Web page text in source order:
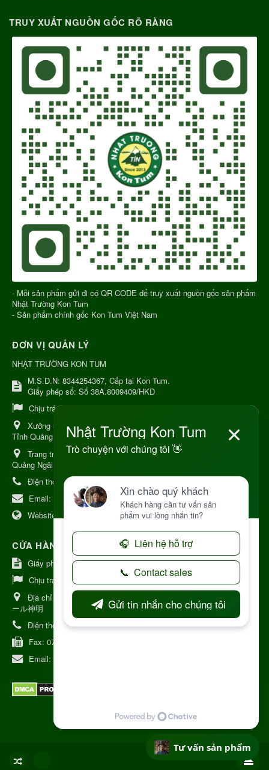
TRUY XUẤT NGUỒN GỐC RÕ RÀNG
- Mỗi sản phẩm gửi đi có QR CODE để truy xuất nguồn gốc sản phẩm
Nhật Trường Kon Tum
- Sản phẩm chính gốc Kon Tum Việt Nam
ĐƠN VỊ QUẢN LÝ
NHẬT TRƯỜNG KON TUM
M.S.D.N: 8344254367, Cấp tại Kon Tum.
Giấy phép số: Số 38A.8009409/HKD
Chịu trách nhiệm:
Xưởng sản xuất:34 Lý Thường Kiệt, Tổ 6, Phường Kon Tum,
Tỉnh Quảng Ngải
Trang trại Dược Liệu Hữu Cơ:Khu 37 Hộ Xã Măng Đen Tỉnh
Quảng Ngãi
Điện thoại:+84 906968923
Email:
kinhdoanh@nhattruongkontum.com
Website:
https://www.nhattruongkontum.com
CỬA HÀNG GIỚI THIỆU TẠI NHẬT BẢN
Giấy phép số: 080-9475-1379
Chịu trách nhiệm:
MR THƯƠNG
Địa chỉ Nhật Bản:
日本 愛知県刈谷市神明町6丁目308番地 ファミ
ール神明
Điện thoại:080-9475-1379
Fax: 070-9178-7979
Email:
Tư vấn sản phẩm